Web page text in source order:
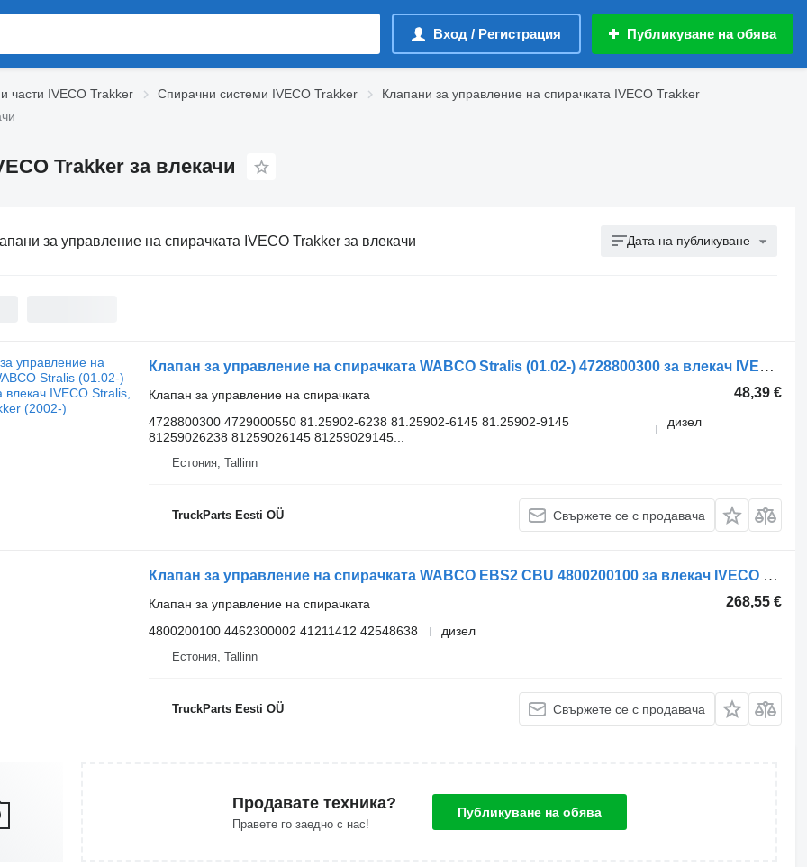
Вход / Регистрация Публикуване на обява
части IVECO Trakker Спирачни системи IVECO Trakker
Клапани за управление на спирачката IVECO Trakker
Trakker за влекачи
за управление на спирачката IVECO Trakker за влекачи Дата на публикуване
Клапан за управление на спирачката WABCO Stralis (01.02-) 4728800300 за влекач IVECO Stralis, Trakker (2002-)
48,39 €
Клапан за управление на спирачката
4728800300 4729000550 81.25902-6238 81.25902-6145 81.25902-9145
81259026238 81259026145 81259029145...
дизел
Естония, Tallinn
TruckParts Eesti OÜ Свържете се с продавача
Клапан за управление на спирачката WABCO EBS2 CBU 4800200100 за влекач IVECO Stralis, Trakker (2002-)
268,55 €
Клапан за управление на спирачката
4800200100 4462300002 41211412 42548638
дизел
Естония, Tallinn
TruckParts Eesti OÜ Свържете се с продавача
Продавате техника?
Правете го заедно с нас!
Публикуване на обява